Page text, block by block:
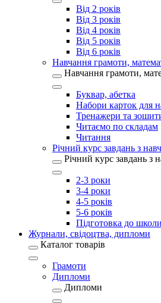
Від 2 років
Від 3 років
Від 4 років
Від 5 років
Від 6 років
Навчання грамоти,
Навчання грамоти,
Буквар, абетка
Набори карток для
Тренажери та
Читаємо по складам
Читання
Річний курс завдань з
Річний курс завдань з
2-3 роки
3-4 роки
4-5 років
5-6 років
Підготовка до школи
Журнали, свідоцтва, дипломи
Каталог товарів
Грамоти
Дипломи
Дипломи